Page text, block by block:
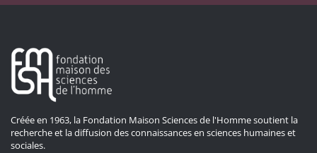
Créée en 1963, la Fondation Maison Sciences de l'Homme soutient la
recherche et la diffusion des connaissances en sciences humaines et
sociales.